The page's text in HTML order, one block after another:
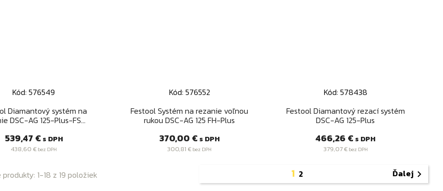
Kód: 576549
Diamantový systém na
DSC-AG 125-Plus-FS...
Cena
539,47 € s DPH
438,60 €bez DPH
Rýchly náhľad
Kód: 576552
Festool Systém na rezanie voľnou
rukou DSC-AG 125 FH-Plus
Cena
370,00 € s DPH
300,81 € bez DPH
Rýchly náhľad
Kód: 578438
Festool Diamantový rezací systém
DSC-AG 125-Plus
Cena
466,26 € s DPH
379,07 €bez DPH
Rýchly náhľad
1-18 z 19 položiek 1 2 Ďalej